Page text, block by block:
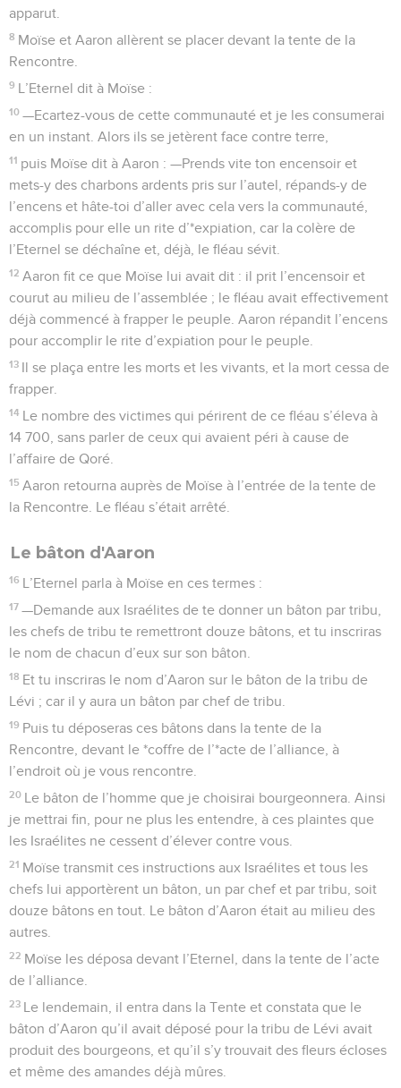
apparut.
8 Moïse et Aaron allèrent se placer devant la tente de la
Rencontre.
9 L’Eternel dit à Moïse :
10 —Ecartez-vous de cette communauté et je les consumerai
en un instant. Alors ils se jetèrent face contre terre,
11 puis Moïse dit à Aaron : —Prends vite ton encensoir et
mets-y des charbons ardents pris sur l’autel, répands-y de
l’encens et hâte-toi d’aller avec cela vers la communauté,
accomplis pour elle un rite d’*expiation, car la colère de
l’Eternel se déchaîne et, déjà, le fléau sévit.
12 Aaron fit ce que Moïse lui avait dit : il prit l’encensoir et
courut au milieu de l’assemblée ; le fléau avait effectivement
déjà commencé à frapper le peuple. Aaron répandit l’encens
pour accomplir le rite d’expiation pour le peuple.
13 Il se plaça entre les morts et les vivants, et la mort cessa de
frapper.
14 Le nombre des victimes qui périrent de ce fléau s’éleva à
14 700, sans parler de ceux qui avaient péri à cause de
l’affaire de Qoré.
15 Aaron retourna auprès de Moïse à l’entrée de la tente de
la Rencontre. Le fléau s’était arrêté.
Le bâton d'Aaron
16 L’Eternel parla à Moïse en ces termes :
17 —Demande aux Israélites de te donner un bâton par tribu,
les chefs de tribu te remettront douze bâtons, et tu inscriras
le nom de chacun d’eux sur son bâton.
18 Et tu inscriras le nom d’Aaron sur le bâton de la tribu de
Lévi ; car il y aura un bâton par chef de tribu.
19 Puis tu déposeras ces bâtons dans la tente de la
Rencontre, devant le *coffre de l’*acte de l’alliance, à
l’endroit où je vous rencontre.
20 Le bâton de l’homme que je choisirai bourgeonnera. Ainsi
je mettrai fin, pour ne plus les entendre, à ces plaintes que
les Israélites ne cessent d’élever contre vous.
21 Moïse transmit ces instructions aux Israélites et tous les
chefs lui apportèrent un bâton, un par chef et par tribu, soit
douze bâtons en tout. Le bâton d’Aaron était au milieu des
autres.
22 Moïse les déposa devant l’Eternel, dans la tente de l’acte
de l’alliance.
23 Le lendemain, il entra dans la Tente et constata que le
bâton d’Aaron qu’il avait déposé pour la tribu de Lévi avait
produit des bourgeons, et qu’il s’y trouvait des fleurs écloses
et même des amandes déjà mûres.